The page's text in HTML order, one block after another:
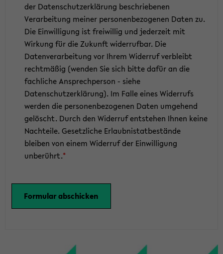
der Datenschutzerklärung beschriebenen
Verarbeitung meiner personenbezogenen Daten zu.
Die Einwilligung ist freiwillig und jederzeit mit
Wirkung für die Zukunft widerrufbar. Die
Datenverarbeitung vor Ihrem Widerruf verbleibt
rechtmäßig (wenden Sie sich bitte dafür an die
fachliche Ansprechperson - siehe
Datenschutzerklärung). Im Falle eines Widerrufs
werden die personenbezogenen Daten umgehend
gelöscht. Durch den Widerruf entstehen Ihnen keine
Nachteile. Gesetzliche Erlaubnistatbestände
bleiben von einem Widerruf der Einwilligung
unberührt.*
Formular abschicken